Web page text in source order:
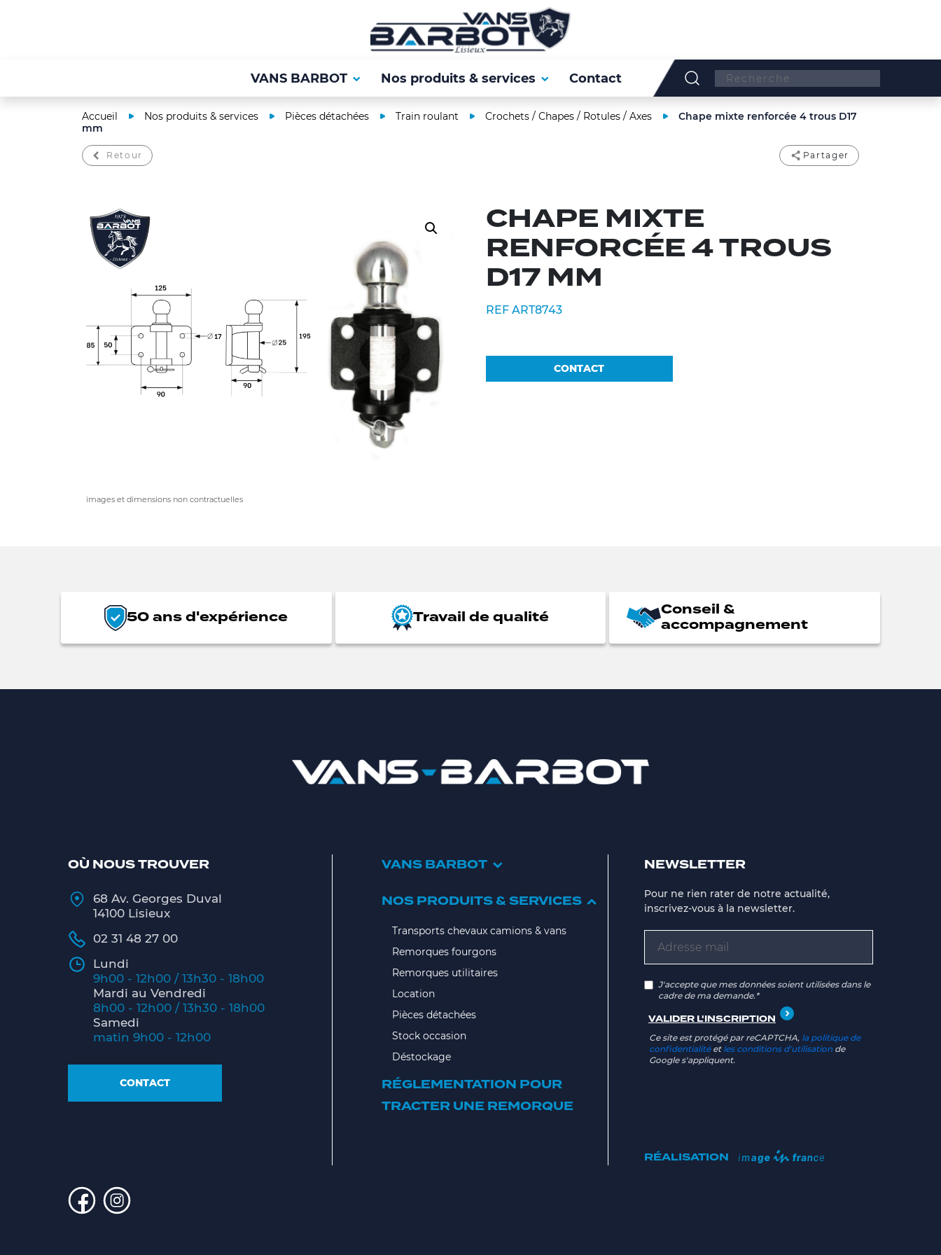
VANS BARBOT Nos produits & services Contact Search:
Accueil Nos produits & services Pièces détachées Train roulant Crochets / Chapes / Rotules / Axes
Chape mixte renforcée 4 trous D17
mm
images et dimensions non contractuelles
CHAPE MIXTE
RENFORCÉE 4 TROUS
D17 MM
REF ART8743
CONTACT
Retour Partager
50 ans d'expérience Travail de qualité Conseil &
accompagnement
OÙ NOUS TROUVER
68 Av. Georges Duval
14100 Lisieux
02 31 48 27 00
Lundi
9h00 - 12h00 / 13h30 - 18h00
Mardi au Vendredi
8h00 - 12h00 / 13h30 - 18h00
Samedi
matin 9h00 - 12h00
CONTACT
VANS BARBOT
NOS PRODUITS & SERVICES
Transports chevaux camions & vans
Remorques fourgons
Remorques utilitaires
Location
Pièces détachées
Stock occasion
Déstockage
RÉGLEMENTATION POUR
TRACTER UNE REMORQUE
NEWSLETTER
Pour ne rien rater de notre actualité,
inscrivez-vous à la newsletter.
J'accepte que mes données soient utilisées dans le
cadre de ma demande.*
Ce site est protégé par reCAPTCHA, la politique de
confidentialitéet les conditions d'utilisationde
Google s'appliquent.
RÉALISATION